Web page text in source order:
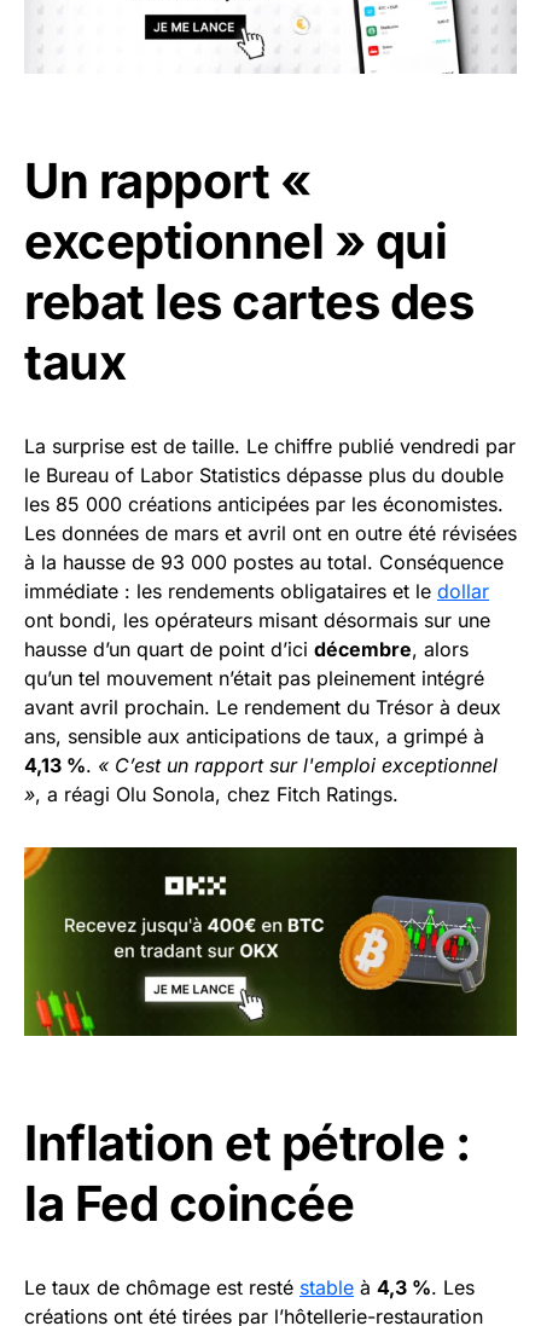
Un rapport «
exceptionnel » qui
rebat les cartes des
taux
La surprise est de taille. Le chiffre publié vendredi par
le Bureau of Labor Statistics dépasse plus du double
les 85 000 créations anticipées par les économistes.
Les données de mars et avril ont en outre été révisées
à la hausse de 93 000 postes au total. Conséquence
immédiate : les rendements obligataires et le dollar
ont bondi, les opérateurs misant désormais sur une
hausse d’un quart de point d’ici décembre, alors
qu’un tel mouvement n’était pas pleinement intégré
avant avril prochain. Le rendement du Trésor à deux
ans, sensible aux anticipations de taux, a grimpé à
4,13 %. « C’est un rapport sur l'emploi exceptionnel
», a réagi Olu Sonola, chez Fitch Ratings.
Inflation et pétrole :
la Fed coincée
Le taux de chômage est resté stable à 4,3 %. Les
créations ont été tirées par l’hôtellerie-restauration